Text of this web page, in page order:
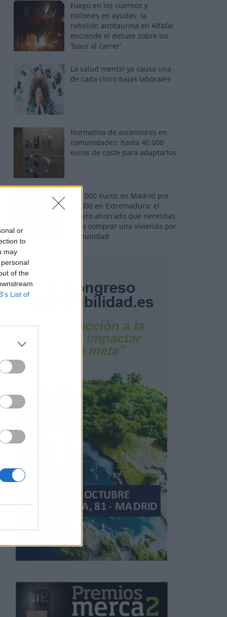
or
to
may
of the
List of
Fuego en los cuernos y
millones en ayudas: la
rebelión antitaurina en Alfafar
enciende el debate sobre los
'bous al carrer'
La salud mental ya causa una
de cada cinco bajas laborales
Normativa de ascensores en
comunidades: hasta 40.000
euros de coste para adaptarlos
110.000 euros en Madrid por
31.000 en Extremadura: el
dinero ahorrado que necesitas
para comprar una vivienda por
comunidad